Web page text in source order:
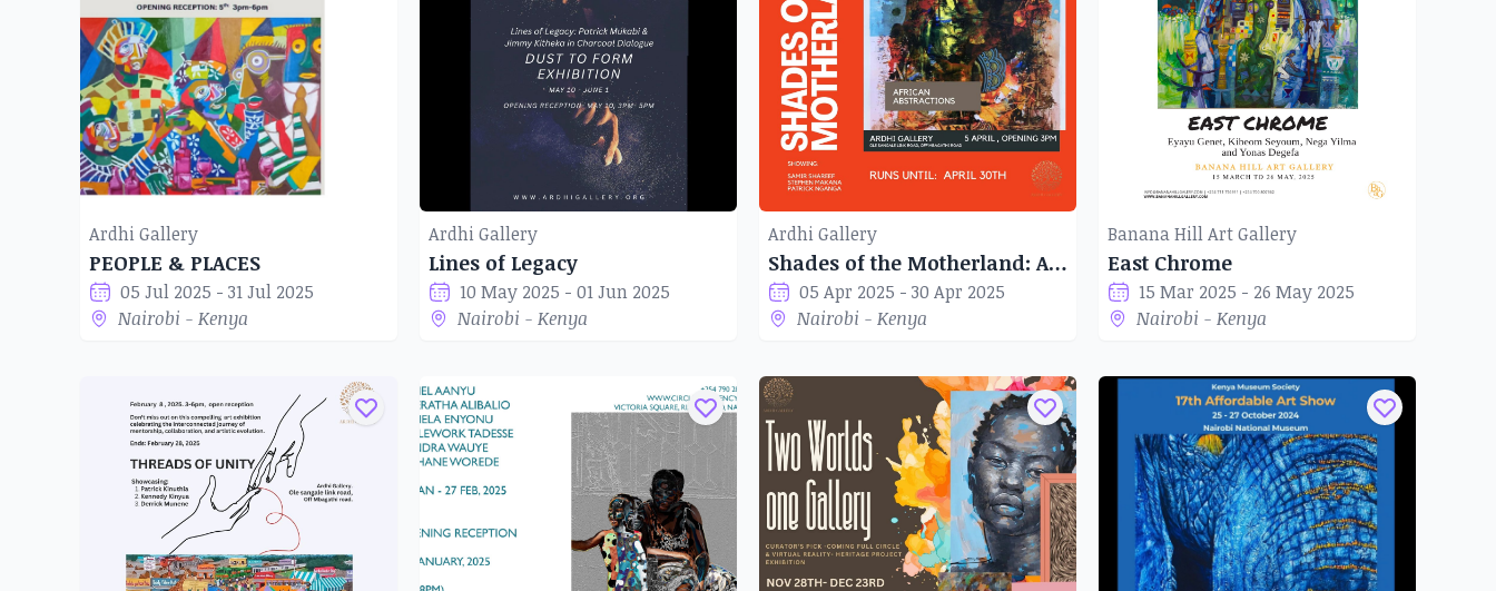
Ardhi Gallery
PEOPLE & PLACES
05 Jul 2025 - 31 Jul 2025
Nairobi - Kenya
Ardhi Gallery
Lines of Legacy
10 May 2025 - 01 Jun 2025
Nairobi - Kenya
Ardhi Gallery
Shades of the Motherland: African Abstractions
05 Apr 2025 - 30 Apr 2025
Nairobi - Kenya
Banana Hill Art Gallery
East Chrome
15 Mar 2025 - 26 May 2025
Nairobi - Kenya